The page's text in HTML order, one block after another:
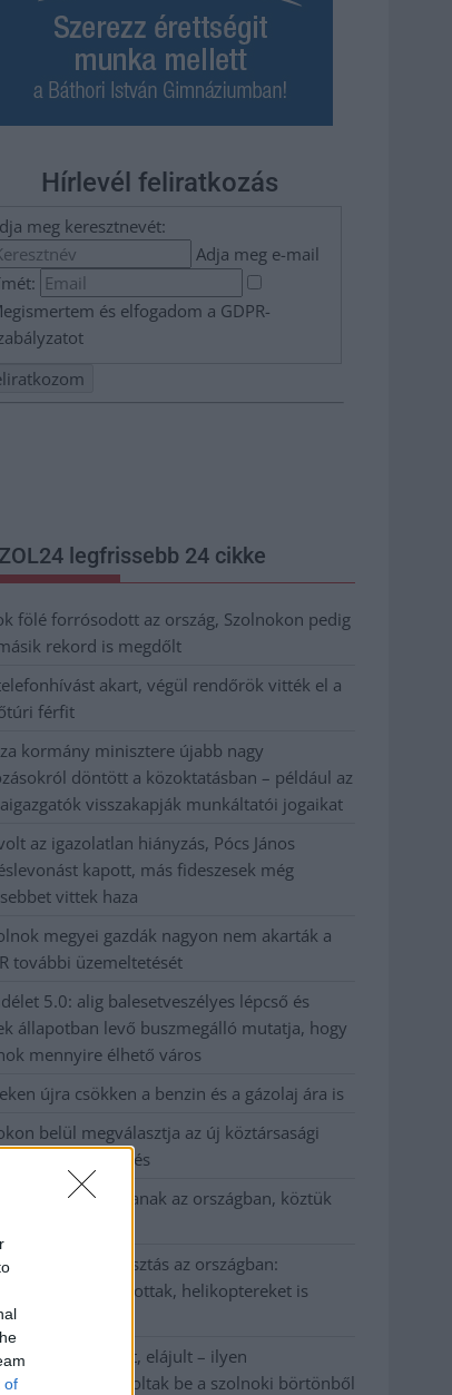
of
Hírlevél feliratkozás
meg keresztnevét:
Adja meg e-mail
és elfogadom a GDPR-
ot
legfrissebb 24 cikke
fölé forrósodott az ország, Szolnokon pedig
rekord is megdőlt
akart, végül rendőrök vitték el a
férfit
kormány minisztere újabb nagy
döntött a közoktatásban – például az
visszakapják munkáltatói jogaikat
az igazolatlan hiányzás, Pócs János
kapott, más fideszesek még
vittek haza
megyei gazdák nagyon nem akarták a
további üzemeltetését
5.0: alig balesetveszélyes lépcső és
állapotban levő buszmegálló mutatja, hogy
mennyire élhető város
újra csökken a benzin és a gázolaj ára is
belül megválasztja az új köztársasági
az Országgyűlés
tüzek pusztítanak az országban, köztük
hőségriasztás az országban:
klímát javítottak, helikoptereket is
a tüzeknél
rosszul lett, elájult – ilyen
számoltak be a szolnoki börtönből